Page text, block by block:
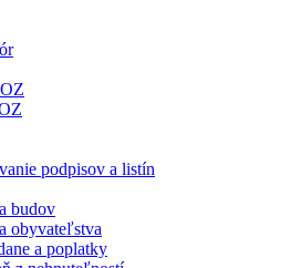
podpisov a listín
budov
obyvateľstva
a poplatky